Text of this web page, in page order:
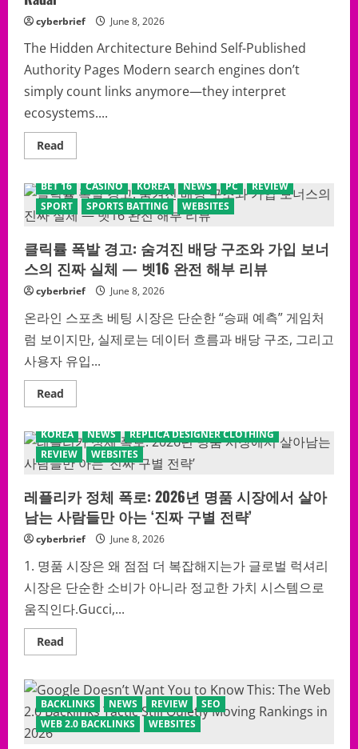
지
의
숨
겨
강
을
격
석
cyberbrief June 8, 2026
The Hidden Architecture Behind Self-Published
Authority Pages Modern search engines don’t
simply count links anymore—they interpret
ecosystems....
Read
more
2.0
Backlinks
SHOCKER:
The
SEO
Method
That
Refuses
to
From
Google’s
Radar
BET 16 CASINO KOREA NEWS PC
REVIEW
SPORT
SPORTS BATTING WEBSITES
클릭률 폭발 경고: 숨겨진 배당 구조와 가입 보너
스의 진짜 실체 — 벳16 완전 해부 리뷰
cyberbrief June 8, 2026
온라인 스포츠 베팅 시장은 단순한 “승패 예측” 게임처
럼 보이지만, 실제로는 데이터 흐름과 배당 구조, 그리고
사용자 유입...
Read
more
릭
률
폭
발
고:
숨
겨
진
배
구
조
와
가
입
보
너
실
체
—
벳
16
KOREA NEWS
REPLICA DESIGNER CLOTHING
REVIEW
WEBSITES
레플리카 정체 폭로: 2026년 명품 시장에서 살아
남는 사람들만 아는 ‘진짜 구별 전략’
cyberbrief June 8, 2026
1. 명품 시장은 왜 점점 더 복잡해지는가 글로벌 럭셔리
시장은 단순한 소비가 아니라 정교한 가치 시스템으로
움직인다.Gucci,...
Read
more
플
리
카
정
체
BACKLINKS NEWS REVIEW
SEO
WEB 2.0 BACKLINKS
WEBSITES